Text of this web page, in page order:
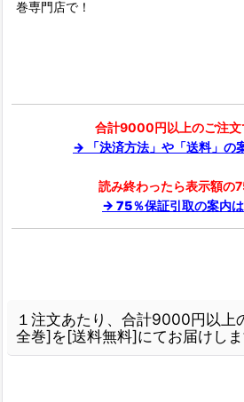
巻専門店で！
合計9000円以上のご注文
→ 「決済方法」や「送料」の
読み終わったら表示額の
→ 75％保証引取の案内
１注文あたり、合計9000円以上
全巻]を[送料無料]にてお届けしま